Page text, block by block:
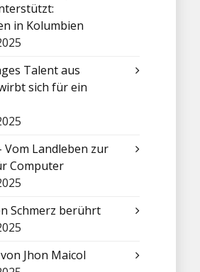
in Kolumbien
Talent aus
sich für ein
Vom Landleben zur
Computer
Schmerz berührt
Jhon Maicol